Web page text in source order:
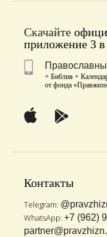
Скачайте
приложение 3 в
+ Библия +
от фонда
Контакты
Telegram:
WhatsApp: +7 (962)